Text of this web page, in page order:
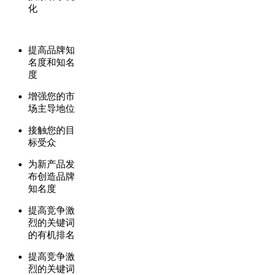
化
提高品牌知
名度和知名
度
增强您的市
场主导地位
接触您的目
标受众
为新产品发
布创造品牌
知名度
提高竞争激
烈的关键词
的有机排名
提高竞争激
烈的关键词